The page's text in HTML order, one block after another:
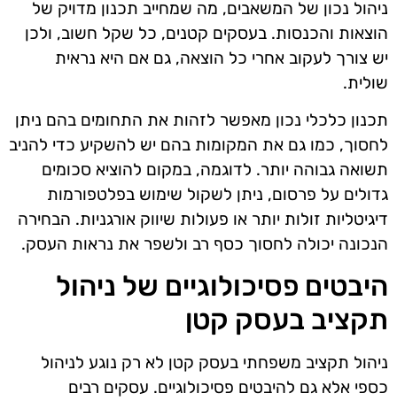
ניהול נכון של המשאבים, מה שמחייב תכנון מדויק של
הוצאות והכנסות. בעסקים קטנים, כל שקל חשוב, ולכן
יש צורך לעקוב אחרי כל הוצאה, גם אם היא נראית
שולית.
תכנון כלכלי נכון מאפשר לזהות את התחומים בהם ניתן
לחסוך, כמו גם את המקומות בהם יש להשקיע כדי להניב
תשואה גבוהה יותר. לדוגמה, במקום להוציא סכומים
גדולים על פרסום, ניתן לשקול שימוש בפלטפורמות
דיגיטליות זולות יותר או פעולות שיווק אורגניות. הבחירה
הנכונה יכולה לחסוך כסף רב ולשפר את נראות העסק.
היבטים פסיכולוגיים של ניהול
תקציב בעסק קטן
ניהול תקציב משפחתי בעסק קטן לא רק נוגע לניהול
כספי אלא גם להיבטים פסיכולוגיים. עסקים רבים